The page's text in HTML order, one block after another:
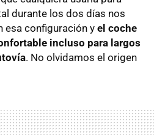
durante los dos días nos
esa configuración yel coche
incluso para largos
. No olvidamos el origen